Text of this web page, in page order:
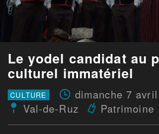
Le yodel candidat au
culturel immatériel
CULTURE dimanche 7
Val-de-Ruz
Patrimoine